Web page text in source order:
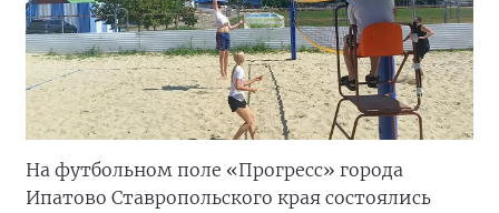
На футбольном поле «Прогресс» города
Ипатово Ставропольского края состоялись